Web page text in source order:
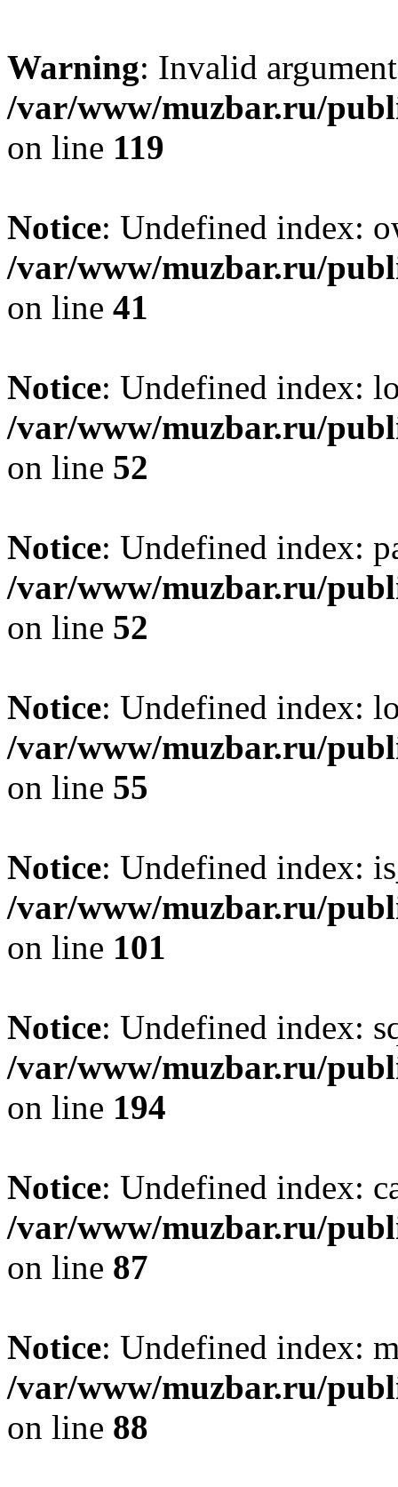
Warning: Invalid
/var/www/muzbar.ru/
on line 119
Notice: Undefined index:
/var/www/muzbar.ru/
on line 41
Notice: Undefined index:
/var/www/muzbar.ru/
on line 52
Notice: Undefined index:
/var/www/muzbar.ru/
on line 52
Notice: Undefined index:
/var/www/muzbar.ru/
on line 55
Notice: Undefined index:
/var/www/muzbar.ru/
on line 101
Notice: Undefined index:
/var/www/muzbar.ru/
on line 194
Notice: Undefined index:
/var/www/muzbar.ru/
on line 87
Notice: Undefined index:
/var/www/muzbar.ru/
on line 88